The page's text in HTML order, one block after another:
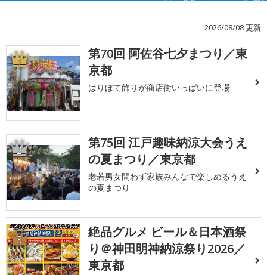
2026/08/08 更新
1
第70回 阿佐谷七夕まつり／東
京都
はりぼて飾りが商店街いっぱいに登場
2
第75回 江戸趣味納涼大会うえ
の夏まつり／東京都
老若男女問わず家族みんなで楽しめるうえ
の夏まつり
3
絶品グルメ ビール＆日本酒祭
り＠神田明神納涼祭り2026／
東京都